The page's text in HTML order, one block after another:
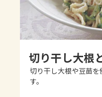
レシピ
よくあるお問
切り干し大根
切り干し大根や豆苗
す。